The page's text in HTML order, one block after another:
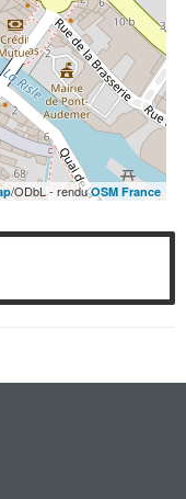
/ODbL - renduOSM France